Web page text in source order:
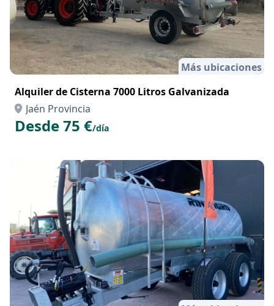
Más ubicaciones
Alquiler de Cisterna 7000 Litros Galvanizada
Jaén Provincia
Desde 75 €/día